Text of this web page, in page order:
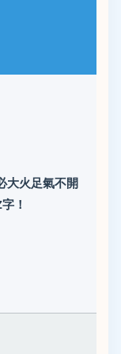
大火足氣不開
！